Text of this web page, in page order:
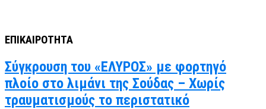
ΕΠΙΚΑΙΡΟΤΗΤΑ
Σύγκρουση του «ΕΛΥΡΟΣ» με φορτηγό
πλοίο στο λιμάνι της Σούδας – Χωρίς
τραυματισμούς το περιστατικό